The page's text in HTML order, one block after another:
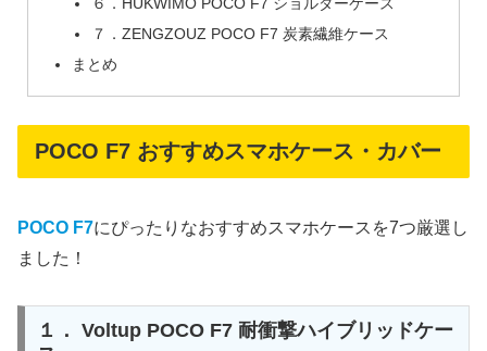
７．ZENGZOUZ POCO F7 炭素繊維ケース
まとめ
POCO F7 おすすめスマホケース・カバー
POCO F7にぴったりなおすすめスマホケースを7つ厳選し
ました！
１． Voltup POCO F7 耐衝撃ハイブリッドケー